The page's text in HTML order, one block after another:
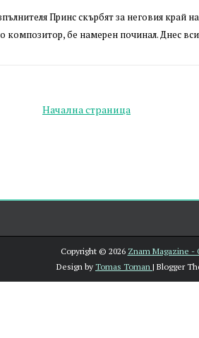
Принс скърбят за неговия край
композитор, бе намерен починал. Днес
Начална страница
Copyright © 2026 Znam Magazine -
Design by Tomas Toman | Blogger